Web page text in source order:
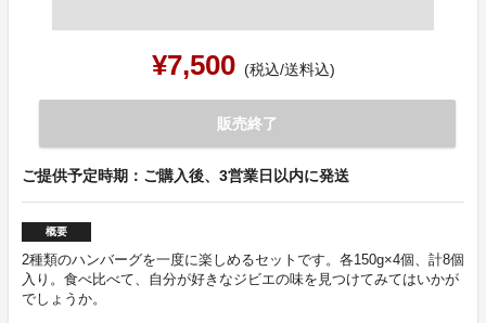
¥7,500 (税込/送料込)
販売終了
ご提供予定時期：ご購入後、3営業日以内に発送
概要
2種類のハンバーグを一度に楽しめるセットです。各150g×4個、計8個
入り。食べ比べて、自分が好きなジビエの味を見つけてみてはいかが
でしょうか。